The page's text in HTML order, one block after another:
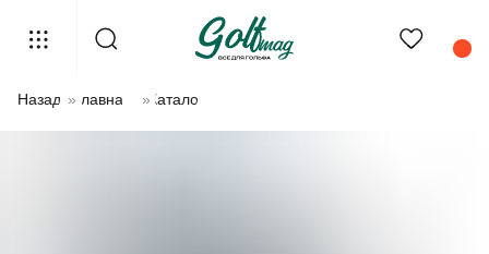
Назад »Главная »Каталог